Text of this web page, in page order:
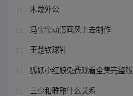
木蔑外公
12 冯宝宝动漫画风上去制作
13 王楚钦球鞋
14 狐妖小红娘免费观看全集完整版
15 三少和雅雅什么关系